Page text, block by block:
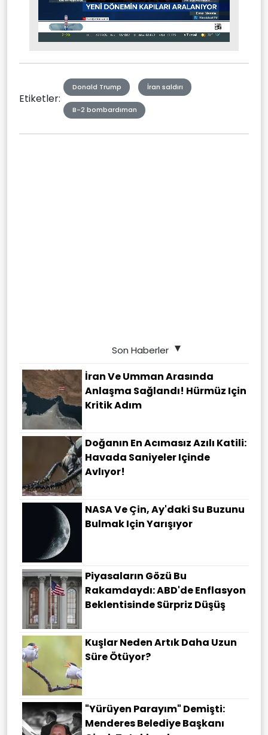
Mute Stream
Etiketler:
Donald Trump İran saldırı
B-2 bombardıman
Son Haberler
İran Ve Umman Arasında
Anlaşma Sağlandı! Hürmüz Için
Kritik Adım
Doğanın En Acımasız Azılı Katili:
Havada Saniyeler Içinde
Avlıyor!
NASA Ve Çin, Ay'daki Su Buzunu
Bulmak Için Yarışıyor
Piyasaların Gözü Bu
Rakamdaydı: ABD'de Enflasyon
Beklentisinde Sürpriz Düşüş
Kuşlar Neden Artık Daha Uzun
Süre Ötüyor?
"Yürüyen Parayım" Demişti:
Menderes Belediye Başkanı